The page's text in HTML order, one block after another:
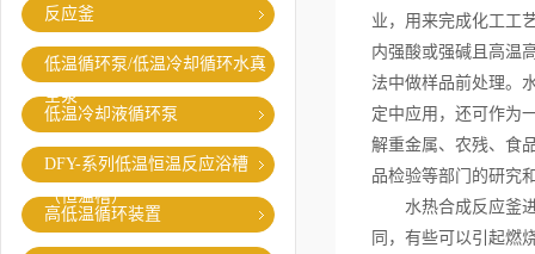
反应釜
低温循环泵/低温冷却循环水真
空泵
低温冷却液循环泵
DFY-系列低温恒温反应浴槽
（恒温槽）
高低温循环装置
业，用来完成化工工
内强酸或强碱且高温
法中做样品前处理。
定中应用，还可作为
解重金属、农残、食
品检验等部门的研究
水热合成反应釜进
同，有些可以引起燃